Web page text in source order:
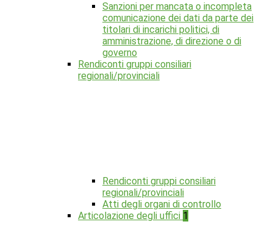
Sanzioni per mancata o incompleta
comunicazione dei dati da parte dei
titolari di incarichi politici, di
amministrazione, di direzione o di
governo
Rendiconti gruppi consiliari
regionali/provinciali
Rendiconti gruppi consiliari
regionali/provinciali
Atti degli organi di controllo
Articolazione degli uffici 1